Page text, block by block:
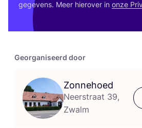
Georganiseerd door
Zonnehoed
Neerstraat 39,
Zwalm
gege­vens. Meer hier­over in onze